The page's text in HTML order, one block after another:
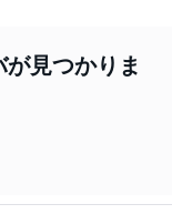
見つかりま